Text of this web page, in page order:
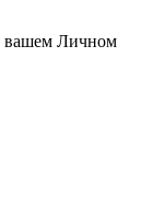
вашем Личном